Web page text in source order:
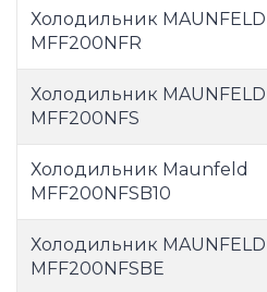
Холодильник MAUNFELD
MFF200NFR
Холодильник MAUNFELD
MFF200NFS
Холодильник Maunfeld
MFF200NFSB10
Холодильник MAUNFELD
MFF200NFSBE